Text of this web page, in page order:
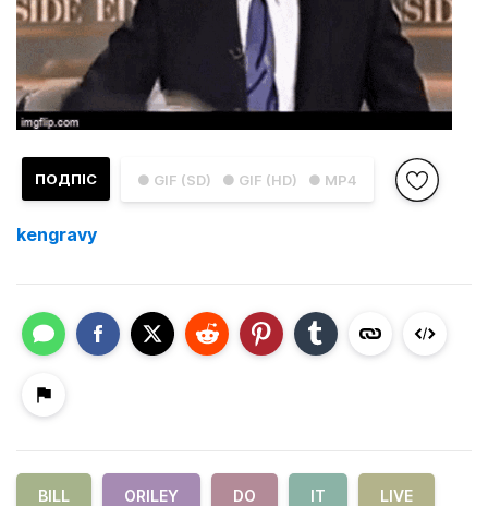
● GIF (SD) ● GIF (HD) ● MP4
ПОДПІС
kengravy
BILL ORILEY DO IT LIVE